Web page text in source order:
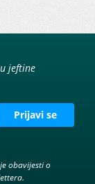
jeftine
Prijavi se
obavijesti o